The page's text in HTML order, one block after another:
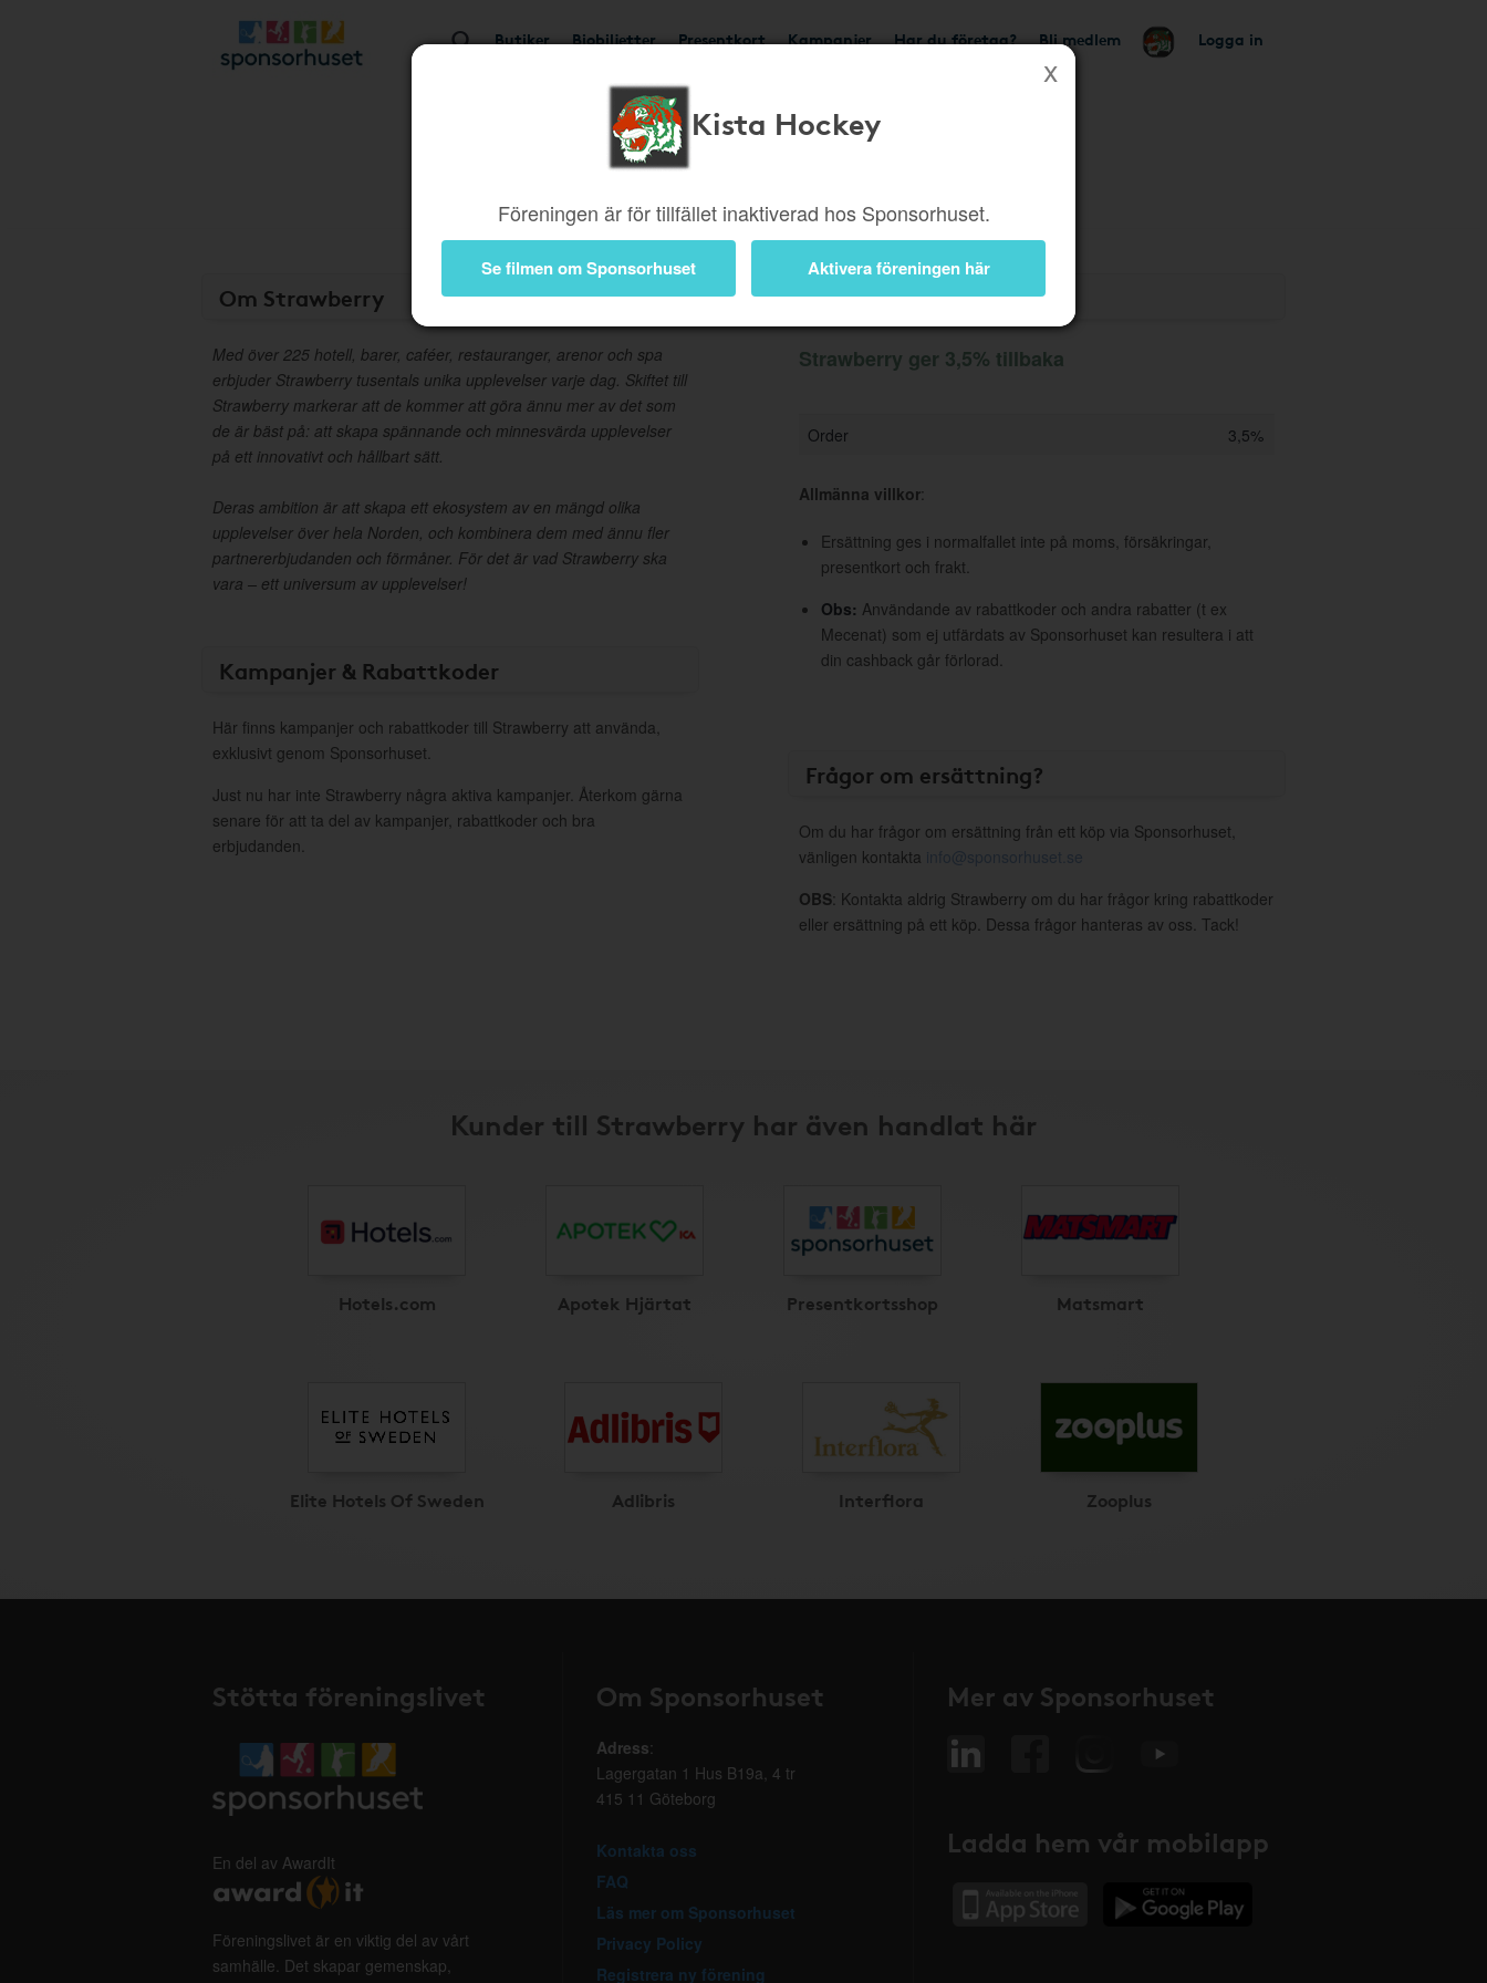
Butiker Biobiljetter Presentkort Kampanjer Har du företag? Bli medlem Logga in
Kista Hockey
Föreningen är för tillfället inaktiverad hos Sponsorhuset.
Se filmen om Sponsorhuset Aktivera föreningen här
Ger 3,5%
Om Strawberry
Med över 225 hotell, barer, caféer, restauranger, arenor och spa
erbjuder Strawberry tusentals unika upplevelser varje dag. Skiftet till
Strawberry markerar att de kommer att göra ännu mer av det som
de är bäst på: att skapa spännande och minnesvärda upplevelser
på ett innovativt och hållbart sätt.
Deras ambition är att skapa ett ekosystem av en mängd olika
upplevelser över hela Norden, och kombinera dem med ännu fler
partnererbjudanden och förmåner. För det är vad Strawberry ska
vara – ett universum av upplevelser!
Kampanjer & Rabattkoder
Här finns kampanjer och rabattkoder till Strawberry att använda,
exklusivt genom Sponsorhuset.
Just nu har inte Strawberry några aktiva kampanjer. Återkom gärna
senare för att ta del av kampanjer, rabattkoder och bra
erbjudanden.
Information
Strawberry ger 3,5% tillbaka
Order 3,5%
Allmänna villkor:
Ersättning ges i normalfallet inte på moms, försäkringar,
presentkort och frakt.
Obs: Användande av rabattkoder och andra rabatter (t ex
Mecenat) som ej utfärdats av Sponsorhuset kan resultera i att
din cashback går förlorad.
Frågor om ersättning?
Om du har frågor om ersättning från ett köp via Sponsorhuset,
vänligen kontakta info@sponsorhuset.se
OBS: Kontakta aldrig Strawberry om du har frågor kring rabattkoder
eller ersättning på ett köp. Dessa frågor hanteras av oss. Tack!
Kunder till Strawberry har även handlat här
Hotels.com Apotek Hjärtat Presentkortsshop Matsmart
Elite Hotels Of Sweden Adlibris Interflora Zooplus
Stötta föreningslivet
En del av AwardIt
Föreningslivet är en viktig del av vårt
samhälle. Det skapar gemenskap,
Om Sponsorhuset
Adress:
Lagergatan 1 Hus B19a, 4 tr
415 11 Göteborg
Kontakta oss
FAQ
Läs mer om Sponsorhuset
Privacy Policy
Registrera ny förening
Mer av Sponsorhuset
Ladda hem vår mobilapp